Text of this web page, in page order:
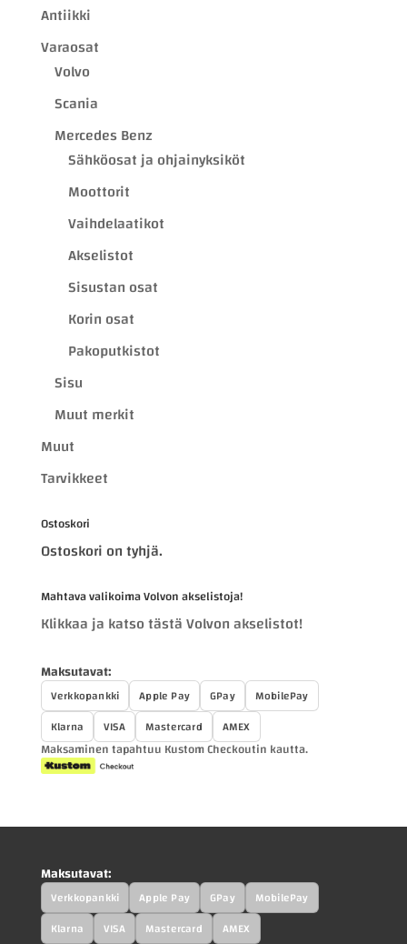
Antiikki
Varaosat
Volvo
Scania
Mercedes Benz
Sähköosat ja ohjainyksiköt
Moottorit
Vaihdelaatikot
Akselistot
Sisustan osat
Korin osat
Pakoputkistot
Sisu
Muut merkit
Muut
Tarvikkeet
Ostoskori
Ostoskori on tyhjä.
Mahtava valikoima Volvon akselistoja!
Klikkaa ja katso tästä Volvon akselistot!
Maksutavat:
Verkkopankki Apple Pay GPay
MobilePay
Klarna
VISA Mastercard AMEX
Maksaminen tapahtuu Kustom Checkoutin kautta.
Maksutavat:
Verkkopankki Apple Pay GPay
MobilePay
Klarna
VISA Mastercard AMEX